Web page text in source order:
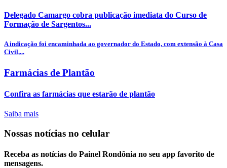
Delegado Camargo cobra publicação imediata do Curso de
Formação de Sargentos...
A indicação foi encaminhada ao governador do Estado, com extensão à Casa
Civil,...
Farmácias de Plantão
Confira as farmácias que estarão de plantão
Saiba mais
Nossas notícias no celular
Receba as notícias do Painel Rondônia no seu app favorito de
mensagens.